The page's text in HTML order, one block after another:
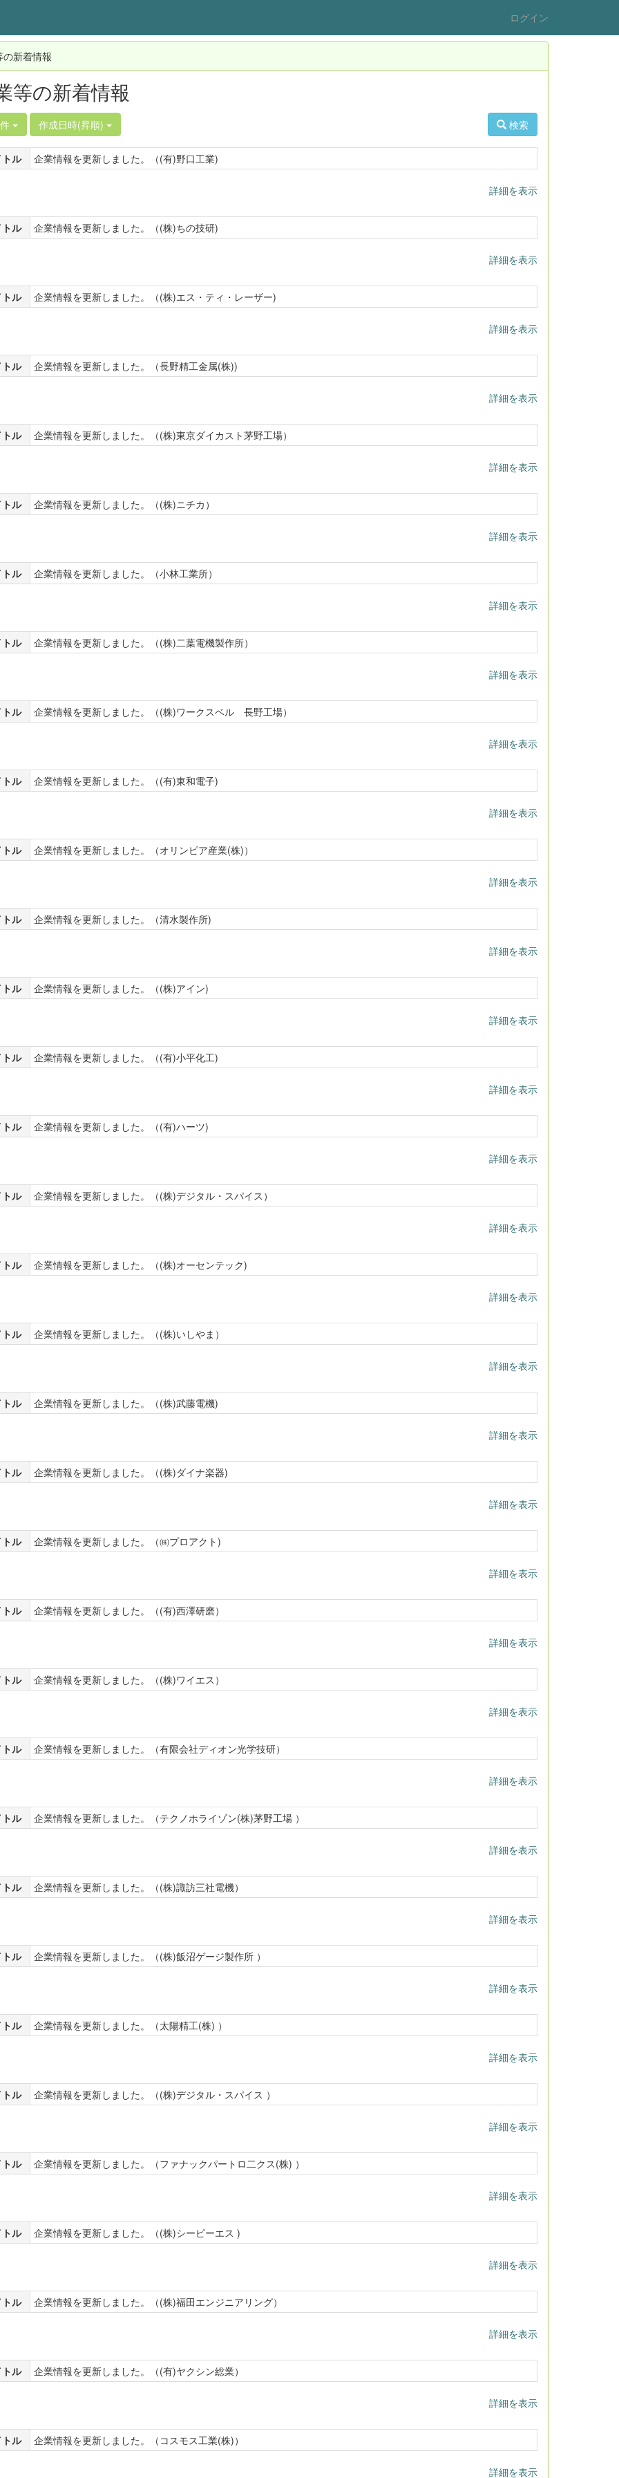
ログイン
の新着情報
等の新着情報
作成日時(昇順) 検索
ル 企業情報を更新しました。（(有)野口工業)
詳細を表示
ル 企業情報を更新しました。（(株)ちの技研)
詳細を表示
ル 企業情報を更新しました。（(株)エス・ティ・レーザー)
詳細を表示
ル 企業情報を更新しました。（長野精工金属(株))
詳細を表示
ル 企業情報を更新しました。（(株)東京ダイカスト茅野工場）
詳細を表示
ル 企業情報を更新しました。（(株)ニチカ）
詳細を表示
ル 企業情報を更新しました。（小林工業所）
詳細を表示
ル 企業情報を更新しました。（(株)二葉電機製作所）
詳細を表示
ル 企業情報を更新しました。（(株)ワークスベル 長野工場）
詳細を表示
ル 企業情報を更新しました。（(有)東和電子)
詳細を表示
ル 企業情報を更新しました。（オリンピア産業(株)）
詳細を表示
ル 企業情報を更新しました。（清水製作所)
詳細を表示
ル 企業情報を更新しました。（(株)アイン)
詳細を表示
ル 企業情報を更新しました。（(有)小平化工)
詳細を表示
ル 企業情報を更新しました。（(有)ハーツ)
詳細を表示
ル 企業情報を更新しました。（(株)デジタル・スパイス）
詳細を表示
ル 企業情報を更新しました。（(株)オーセンテック)
詳細を表示
ル 企業情報を更新しました。（(株)いしやま）
詳細を表示
ル 企業情報を更新しました。（(株)武藤電機)
詳細を表示
ル 企業情報を更新しました。（(株)ダイナ楽器)
詳細を表示
ル 企業情報を更新しました。（㈱プロアクト)
詳細を表示
ル 企業情報を更新しました。（(有)西澤研磨）
詳細を表示
ル 企業情報を更新しました。（(株)ワイエス）
詳細を表示
ル 企業情報を更新しました。（有限会社ディオン光学技研）
詳細を表示
ル 企業情報を更新しました。（テクノホライゾン(株)茅野工場 ）
詳細を表示
ル 企業情報を更新しました。（(株)諏訪三社電機）
詳細を表示
ル 企業情報を更新しました。（(株)飯沼ゲージ製作所 ）
詳細を表示
ル 企業情報を更新しました。（太陽精工(株) ）
詳細を表示
ル 企業情報を更新しました。（(株)デジタル・スパイス ）
詳細を表示
ル 企業情報を更新しました。（ファナックパートロ二クス(株) ）
詳細を表示
ル 企業情報を更新しました。（(株)シーピーエス )
詳細を表示
ル 企業情報を更新しました。（(株)福田エンジニアリング）
詳細を表示
ル 企業情報を更新しました。（(有)ヤクシン総業）
詳細を表示
ル 企業情報を更新しました。（コスモス工業(株)）
詳細を表示